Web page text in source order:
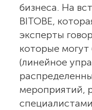
бизнеса. На
BITOBE,
эксперты
которые
(линейное
мероприятий,